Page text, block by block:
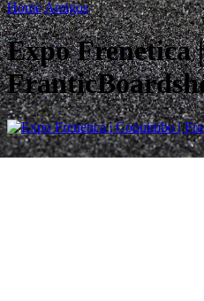
HomeAmigos
Expo Frenetica